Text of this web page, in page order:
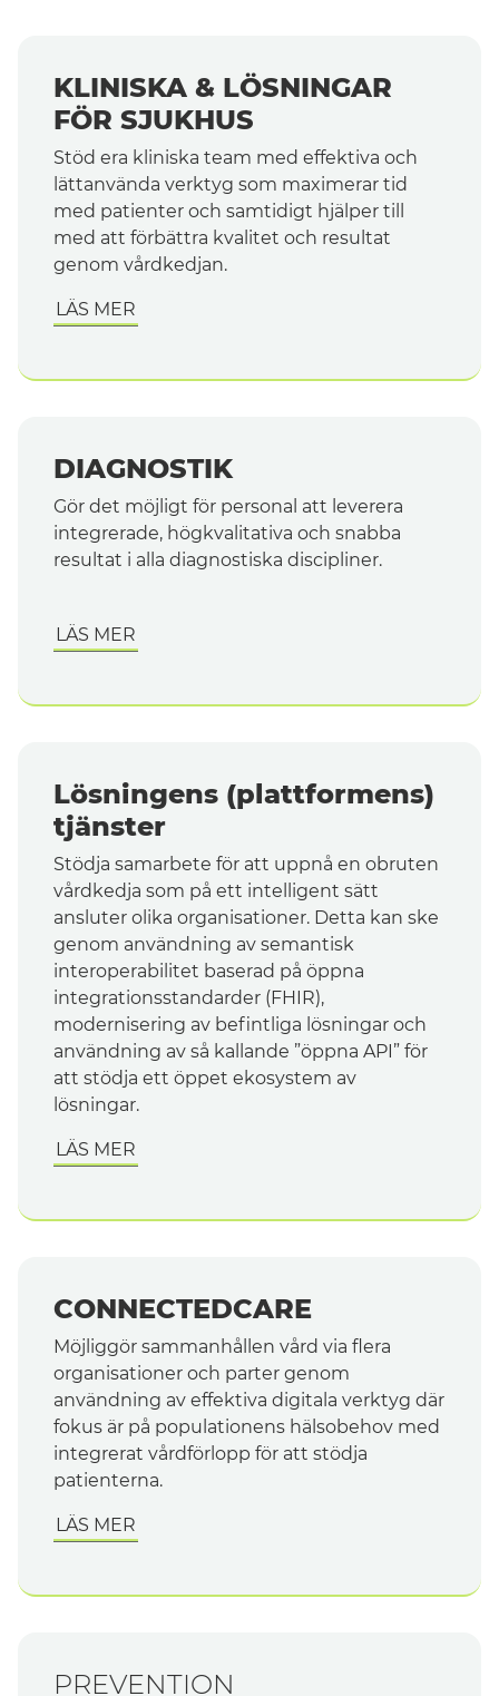
KLINISKA & LÖSNINGAR
FÖR SJUKHUS
Stöd era kliniska team med effektiva och
lättanvända verktyg som maximerar tid
med patienter och samtidigt hjälper till
med att förbättra kvalitet och resultat
genom vårdkedjan.
LÄS MER
DIAGNOSTIK
Gör det möjligt för personal att leverera
integrerade, högkvalitativa och snabba
resultat i alla diagnostiska discipliner.
LÄS MER
Lösningens (plattformens)
tjänster
Stödja samarbete för att uppnå en obruten
vårdkedja som på ett intelligent sätt
ansluter olika organisationer. Detta kan ske
genom användning av semantisk
interoperabilitet baserad på öppna
integrationsstandarder (FHIR),
modernisering av befintliga lösningar och
användning av så kallande ”öppna API” för
att stödja ett öppet ekosystem av
lösningar.
LÄS MER
CONNECTEDCARE
Möjliggör sammanhållen vård via flera
organisationer och parter genom
användning av effektiva digitala verktyg där
fokus är på populationens hälsobehov med
integrerat vårdförlopp för att stödja
patienterna.
LÄS MER
PREVENTION